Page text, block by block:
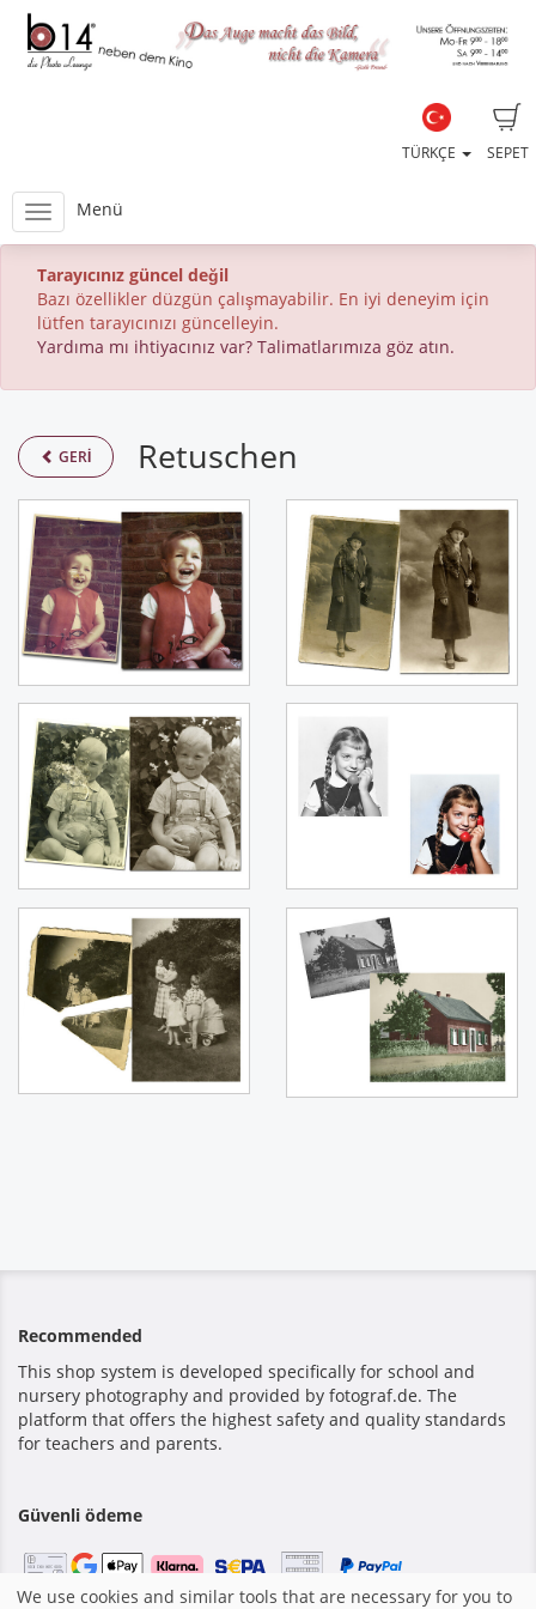
SEPET
TÜRKÇE
Menü
Tarayıcınız güncel değil
Bazı özellikler düzgün çalışmayabilir. En iyi deneyim için
lütfen tarayıcınızı güncelleyin.
Yardıma mı ihtiyacınız var? Talimatlarımıza göz atın.
GERI Retuschen
Recommended
This shop system is developed specifically for school and
nursery photography and provided by fotograf.de. The
platform that offers the highest safety and quality standards
for teachers and parents.
Güvenli ödeme
We use cookies and similar tools that are necessary for you to